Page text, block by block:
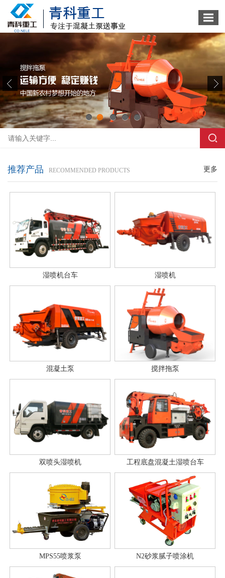
1 2 3
更多
推荐产品 RECOMMENDED PRODUCTS
湿喷机台车 湿喷机
混凝土泵 搅拌拖泵
双喷头湿喷机 工程底盘混凝土湿喷台车
MPS55喷浆泵 N2砂浆腻子喷涂机